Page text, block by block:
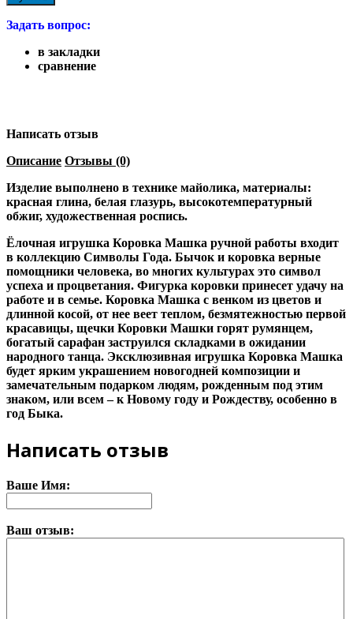
Задать вопрос:
в закладки
сравнение
Написать отзыв
Описание Отзывы (0)
Изделие выполнено в технике майолика, материалы:
красная глина, белая глазурь, высокотемпературный
обжиг, художественная роспись.
Ёлочная игрушка Коровка Машка ручной работы входит
в коллекцию Символы Года. Бычок и коровка верные
помощники человека, во многих культурах это символ
успеха и процветания. Фигурка коровки принесет удачу на
работе и в семье. Коровка Машка с венком из цветов и
длинной косой, от нее веет теплом, безмятежностью первой
красавицы, щечки Коровки Машки горят румянцем,
богатый сарафан заструился складками в ожидании
народного танца. Эксклюзивная игрушка Коровка Машка
будет ярким украшением новогодней композиции и
замечательным подарком людям, рожденным под этим
знаком, или всем – к Новому году и Рождеству, особенно в
год Быка.
Написать отзыв
Ваше Имя:
Ваш отзыв: